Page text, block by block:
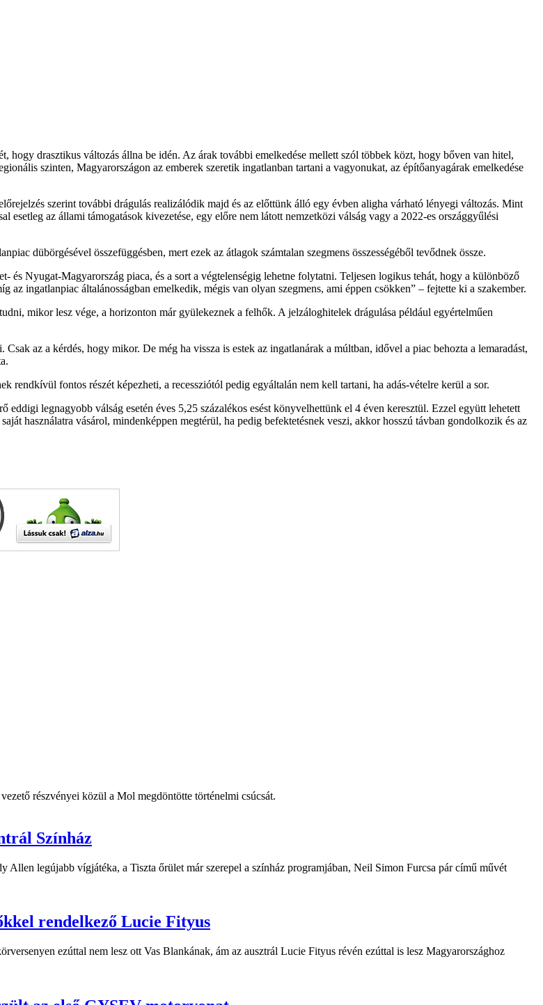
hogy drasztikus változás állna be idén. Az árak további emelkedése mellett szól többek közt, hogy bőven van hitel,
szinten, Magyarországon az emberek szeretik ingatlanban tartani a vagyonukat, az építőanyagárak emelkedése
szerint további drágulás realizálódik majd és az előttünk álló egy évben aligha várható lényegi változás. Mint
az állami támogatások kivezetése, egy előre nem látott nemzetközi válság vagy a 2022-es országgyűlési
dübörgésével összefüggésben, mert ezek az átlagok számtalan szegmens összességéből tevődnek össze.
és Nyugat-Magyarország piaca, és a sort a végtelenségig lehetne folytatni. Teljesen logikus tehát, hogy a különböző
ingatlanpiac általánosságban emelkedik, mégis van olyan szegmens, ami éppen csökken
– fejtette ki a szakember.
mikor lesz vége, a horizonton már gyülekeznek a felhők. A jelzáloghitelek drágulása például egyértelműen
az a kérdés, hogy mikor. De még ha vissza is estek az ingatlanárak a múltban, idővel a piac behozta a lemaradást,
rendkívül fontos részét képezheti, a recessziótól pedig egyáltalán nem kell tartani, ha adás-vételre kerül a sor.
eddigi legnagyobb válság esetén éves 5,25 százalékos esést könyvelhettünk el 4 éven keresztül. Ezzel együtt lehetett
használatra vásárol, mindenképpen megtérül, ha pedig befektetésnek veszi, akkor hosszú távban gondolkozik és az
részvényei közül a Mol megdöntötte történelmi csúcsát.
Színház
legújabb vígjátéka, a Tiszta őrület már szerepel a színház programjában, Neil Simon Furcsa pár című művét
rendelkező Lucie Fityus
ezúttal nem lesz ott Vas Blankának, ám az ausztrál Lucie Fityus révén ezúttal is lesz Magyarországhoz